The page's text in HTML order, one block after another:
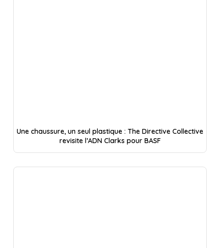
Une chaussure, un seul plastique : The Directive Collective
revisite l’ADN Clarks pour BASF